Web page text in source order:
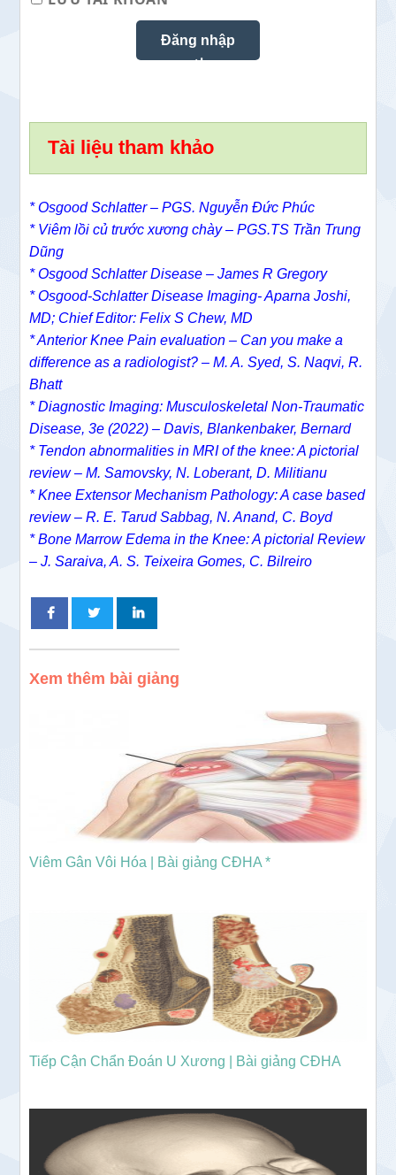
Tài liệu tham khảo
* Osgood Schlatter – PGS. Nguyễn Đức Phúc
* Viêm lồi củ trước xương chày – PGS.TS Trần Trung
Dũng
* Osgood Schlatter Disease – James R Gregory
* Osgood-Schlatter Disease Imaging- Aparna Joshi,
MD; Chief Editor: Felix S Chew, MD
* Anterior Knee Pain evaluation – Can you make a
difference as a radiologist? – M. A. Syed, S. Naqvi, R.
Bhatt
* Diagnostic Imaging: Musculoskeletal Non-Traumatic
Disease, 3e (2022) – Davis, Blankenbaker, Bernard
* Tendon abnormalities in MRI of the knee: A pictorial
review – M. Samovsky, N. Loberant, D. Militianu
* Knee Extensor Mechanism Pathology: A case based
review – R. E. Tarud Sabbag, N. Anand, C. Boyd
* Bone Marrow Edema in the Knee: A pictorial Review
– J. Saraiva, A. S. Teixeira Gomes, C. Bilreiro
Xem thêm bài giảng
Viêm Gân Vôi Hóa | Bài giảng CĐHA *
Tiếp Cận Chẩn Đoán U Xương | Bài giảng CĐHA